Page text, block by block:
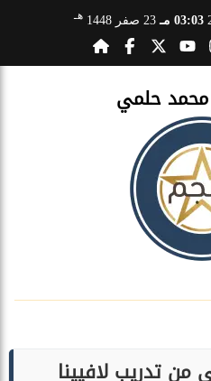
03:03 مـ 23 صفر 1448 هـ
محمد حلمي
تدريب لافيينا